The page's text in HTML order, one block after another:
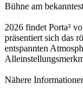
Bühne am
2026 findet Porta³
präsentiert sich das
entspannten
Nähere